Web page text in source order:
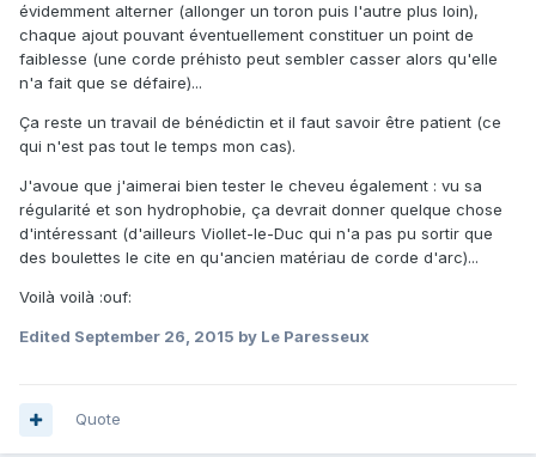
évidemment alterner (allonger un toron puis l'autre plus loin),
chaque ajout pouvant éventuellement constituer un point de
faiblesse (une corde préhisto peut sembler casser alors qu'elle
n'a fait que se défaire)...
Ça reste un travail de bénédictin et il faut savoir être patient (ce
qui n'est pas tout le temps mon cas).
J'avoue que j'aimerai bien tester le cheveu également : vu sa
régularité et son hydrophobie, ça devrait donner quelque chose
d'intéressant (d'ailleurs Viollet-le-Duc qui n'a pas pu sortir que
des boulettes le cite en qu'ancien matériau de corde d'arc)...
Voilà voilà :ouf:
Edited September 26, 2015 by Le Paresseux
Quote